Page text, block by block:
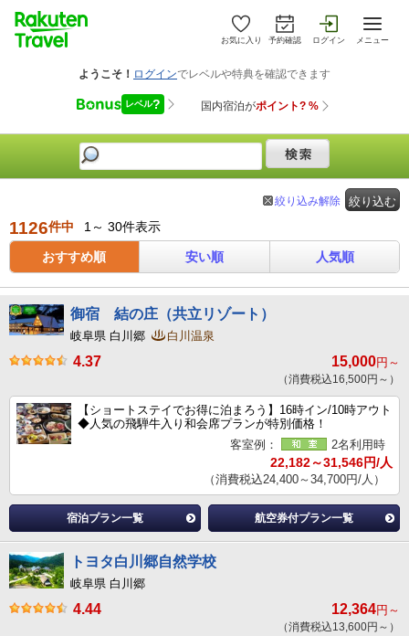
お気に入り 予約確認 ログイン メニュー
絞り込む
絞り込み解除
1126件中 1～ 30件表示
おすすめ順 安い順 人気順
御宿 結の庄（共立リゾート）
岐阜県 白川郷 白川温泉
4.37 15,000円～
（消費税込16,500円～）
【ショートステイでお得に泊まろう】16時イン/10時アウト
◆人気の飛騨牛入り和会席プランが特別価格！
客室例：
2名利用時
22,182～31,546円/人
（消費税込24,400～34,700円/人）
宿泊プラン一覧 航空券付プラン一覧
トヨタ白川郷自然学校
岐阜県 白川郷
4.44 12,364円～
（消費税込13,600円～）